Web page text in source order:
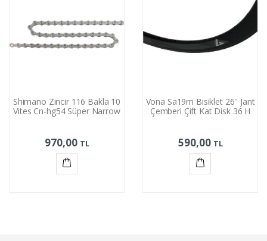
Shimano Zincir 116 Bakla 10
Vites Cn-hg54 Süper Narrow
970,00 TL
Vona Sa19m Bisiklet 26'' Jant
Çemberi Çift Kat Disk 36 H
590,00 TL